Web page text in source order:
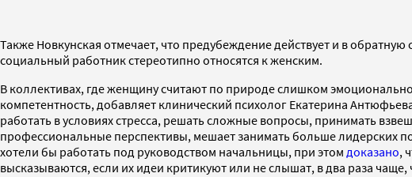
Также Новкунская отмечает, что предубеждение действует и в
социальный работник стереотипно относятся к женским.
В коллективах, где женщину считают по природе слишком
компетентность, добавляет клинический психолог Екатерина
работать в условиях стресса, решать сложные вопросы, принимать
профессиональные перспективы, мешает занимать больше лидерских
хотели бы работать под руководством начальницы, при этом доказано,
высказываются, если их идеи критикуют или не слышат, в два раза